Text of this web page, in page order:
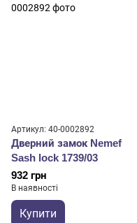
Артикул: 40-0002892
Дверний замок Nemef
Sash lock 1739/03
932 грн
В наявності
Купити